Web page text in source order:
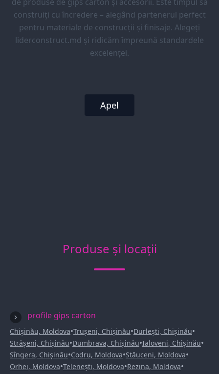
construiți cu încredere – alegând partenerul perfect
pentru materiale de construcții și finisaje. Alegeți
liderconstruct.md și ridicăm împreună standardele
excelenței.
Apel
Produse și locații
profile gips carton
Chișinău, Moldova•Trușeni, Chișinău•Durlești, Chișinău•
Strășeni, Chișinău•Dumbrava, Chișinău•Ialoveni, Chișinău•
Sîngera, Chișinău•Codru, Moldova•Stăuceni, Moldova•
Orhei, Moldova•Telenești, Moldova•Rezina, Moldova•